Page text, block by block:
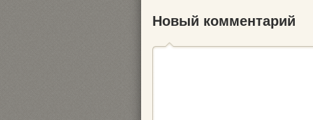
Новый комментарий